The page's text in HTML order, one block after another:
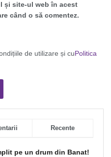
și site-ul web în acest
când o să comentez.
de utilizare și cuPolitica
Recente
pe un drum din Banat!